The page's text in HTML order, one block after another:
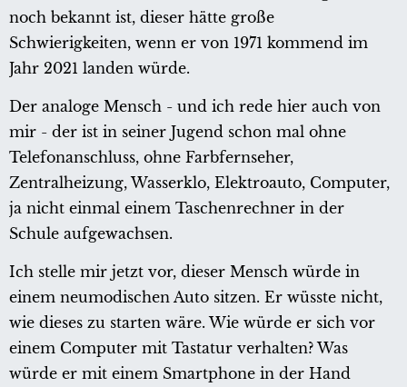
noch bekannt ist, dieser hätte große
Schwierigkeiten, wenn er von 1971 kommend im
Jahr 2021 landen würde.
Der analoge Mensch - und ich rede hier auch von
mir - der ist in seiner Jugend schon mal ohne
Telefonanschluss, ohne Farbfernseher,
Zentralheizung, Wasserklo, Elektroauto, Computer,
ja nicht einmal einem Taschenrechner in der
Schule aufgewachsen.
Ich stelle mir jetzt vor, dieser Mensch würde in
einem neumodischen Auto sitzen. Er wüsste nicht,
wie dieses zu starten wäre. Wie würde er sich vor
einem Computer mit Tastatur verhalten? Was
würde er mit einem Smartphone in der Hand